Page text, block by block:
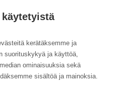
LinkedIn
kerätäksemme ja
suorituskykyä ja käyttöä,
ominaisuuksia sekä
sisältöä ja mainoksia.